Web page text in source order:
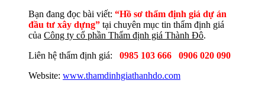
Bạn đang đọc bài viết: “Hồ sơ thẩm định giá dự án
đầu tư xây dựng” tại chuyên mục tin thẩm định giá
của Công ty cổ phần Thẩm định giá Thành Đô.
Liên hệ thẩm định giá:
0985 103 666
0906 020 090
Website: www.thamdinhgiathanhdo.com